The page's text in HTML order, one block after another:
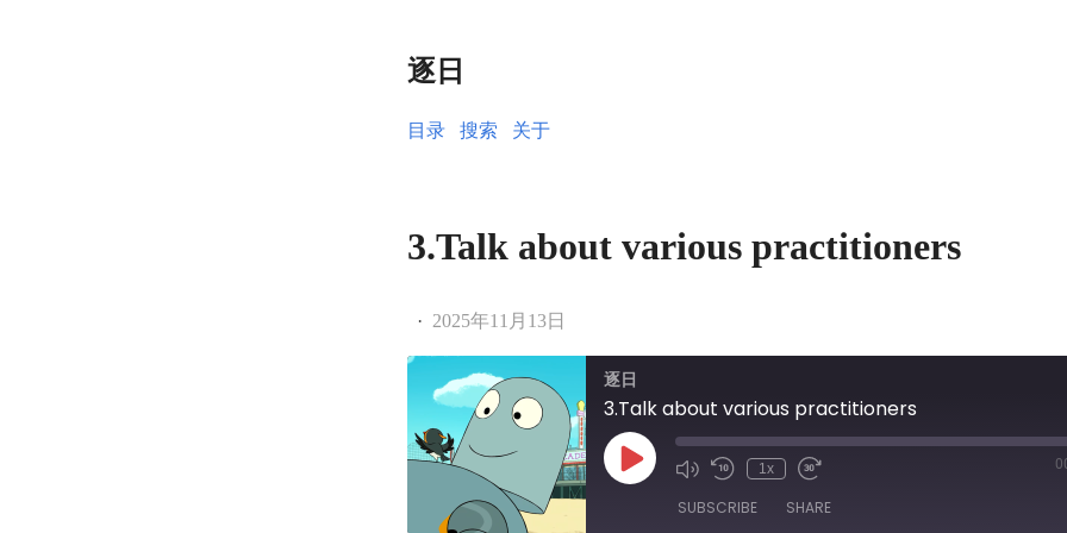
逐日
目录 搜索 关于
3.Talk about various practitioners
· 2025年11月13日
逐日
3.Talk about various practitioners
Play
Episode Mute/Unmute
Rewind
Seconds
1x
Fast
30
SUBSCRIBE SHARE